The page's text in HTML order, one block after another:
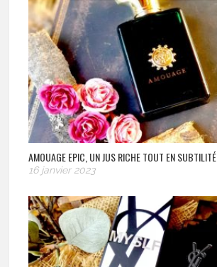
AMOUAGE EPIC, UN JUS RICHE TOUT EN SUBTILITÉ
16 janvier 2023